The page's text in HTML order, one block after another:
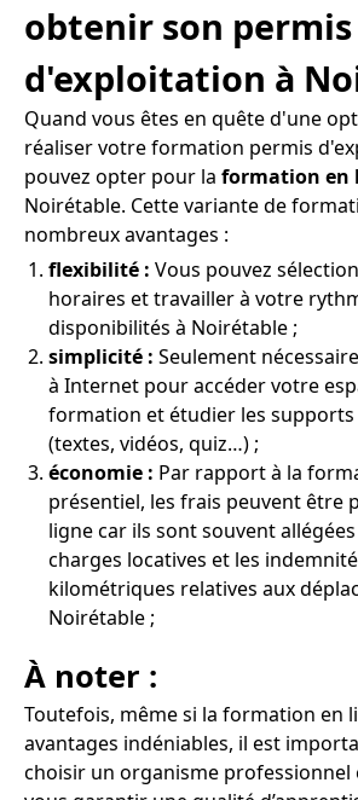
obtenir son permis
d'exploitation à
Quand vous êtes en quête d'une
réaliser votre formation permis
pouvez opter pour la formation en
Noirétable. Cette variante de
nombreux avantages :
flexibilité : Vous pouvez
horaires et travailler à votre
disponibilités à Noirétable ;
simplicité : Seulement
à Internet pour accéder votre
formation et étudier les
(textes, vidéos, quiz…) ;
économie : Par rapport à la
présentiel, les frais peuvent être
ligne car ils sont souvent
charges locatives et les
kilométriques relatives aux
Noirétable ;
À noter :
Toutefois, même si la formation en
avantages indéniables, il est
choisir un organisme